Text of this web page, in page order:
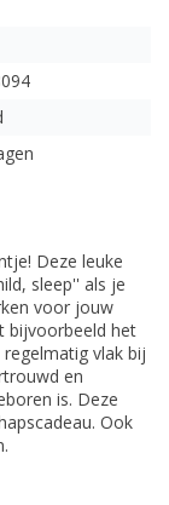
Deze leuke
sleep'' als je
voor jouw
bijvoorbeeld het
vlak bij
en
is. Deze
Ook